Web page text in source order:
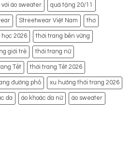
với áo sweater quà tặng 20/11
Streetwear Việt Nam thơ
2026 thời trang bền vững
giới trẻ thời trang nữ
Tết thời trang Tết 2026
đường phố xu hướng thời trang 2026
da áo khoác da nữ áo sweater